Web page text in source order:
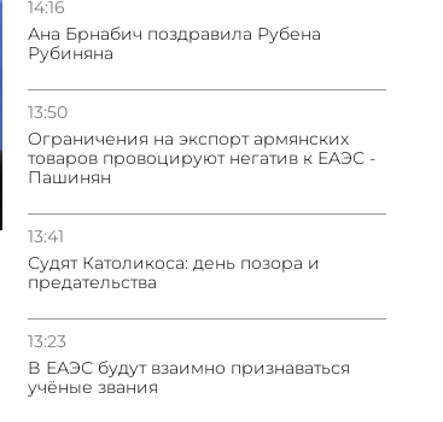
14:16
Ана Брнабич поздравила Рубена
Рубиняна
13:50
Oграничения на экспорт армянских
товаров провоцируют негатив к ЕАЭС -
Пашинян
13:41
Судят Католикоса: день позора и
предательства
13:23
В ЕАЭС будут взаимно признаваться
учёные звания